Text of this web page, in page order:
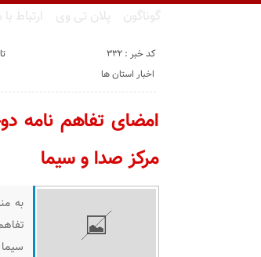
گوناگون
پلان تی وی ارتباط با
کد خبر : 332
اخبار استان ها
امضای تفاهم نامه
مرکز صدا و سیما
به